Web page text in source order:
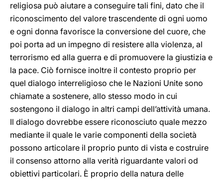
religiosa può aiutare a conseguire tali fini, dato che il
riconoscimento del valore trascendente di ogni uomo
e ogni donna favorisce la conversione del cuore, che
poi porta ad un impegno di resistere alla violenza, al
terrorismo ed alla guerra e di promuovere la giustizia e
la pace. Ciò fornisce inoltre il contesto proprio per
quel dialogo interreligioso che le Nazioni Unite sono
chiamate a sostenere, allo stesso modo in cui
sostengono il dialogo in altri campi dell’attività umana.
Il dialogo dovrebbe essere riconosciuto quale mezzo
mediante il quale le varie componenti della società
possono articolare il proprio punto di vista e costruire
il consenso attorno alla verità riguardante valori od
obiettivi particolari. È proprio della natura delle